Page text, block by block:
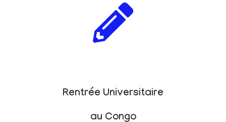
Rentrée Universitaire
au Congo